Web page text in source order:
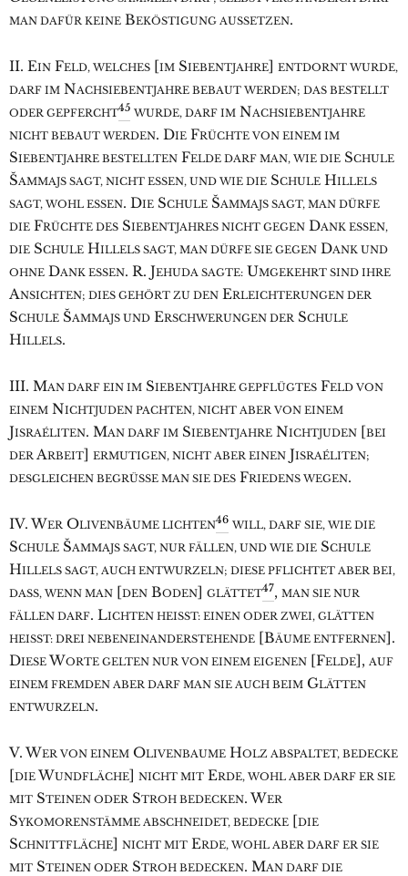
MAN DAFÜR KEINE BEKÖSTIGUNG AUSSETZEN.
II. EIN FELD, WELCHES [IM SIEBENTJAHRE] ENTDORNT WURDE,
DARF IM NACHSIEBENTJAHRE BEBAUT WERDEN; DAS BESTELLT
ODER GEPFERCHT45 WURDE, DARF IM NACHSIEBENTJAHRE
NICHT BEBAUT WERDEN. DIE FRÜCHTE VON EINEM IM
SIEBENTJAHRE BESTELLTEN FELDE DARF MAN, WIE DIE SCHULE
ŠAMMAJS SAGT, NICHT ESSEN, UND WIE DIE SCHULE HILLELS
SAGT, WOHL ESSEN. DIE SCHULE ŠAMMAJS SAGT, MAN DÜRFE
DIE FRÜCHTE DES SIEBENTJAHRES NICHT GEGEN DANK ESSEN,
DIE SCHULE HILLELS SAGT, MAN DÜRFE SIE GEGEN DANK UND
OHNE DANK ESSEN. R. JEHUDA SAGTE: UMGEKEHRT SIND IHRE
ANSICHTEN; DIES GEHÖRT ZU DEN ERLEICHTERUNGEN DER
SCHULE ŠAMMAJS UND ERSCHWERUNGEN DER SCHULE
HILLELS.
III. MAN DARF EIN IM SIEBENTJAHRE GEPFLÜGTES FELD VON
EINEM NICHTJUDEN PACHTEN, NICHT ABER VON EINEM
JISRAÉLITEN. MAN DARF IM SIEBENTJAHRE NICHTJUDEN [BEI
DER ARBEIT] ERMUTIGEN, NICHT ABER EINEN JISRAÉLITEN;
DESGLEICHEN BEGRÜSSE MAN SIE DES FRIEDENS WEGEN.
IV. WER OLIVENBÄUME LICHTEN46 WILL, DARF SIE, WIE DIE
SCHULE ŠAMMAJS SAGT, NUR FÄLLEN, UND WIE DIE SCHULE
HILLELS SAGT, AUCH ENTWURZELN; DIESE PFLICHTET ABER BEI,
DASS, WENN MAN [DEN BODEN] GLÄTTET47, MAN SIE NUR
FÄLLEN DARF. LICHTEN HEISST: EINEN ODER ZWEI, GLÄTTEN
HEISST: DREI NEBENEINANDERSTEHENDE [BÄUME ENTFERNEN].
DIESE WORTE GELTEN NUR VON EINEM EIGENEN [FELDE], AUF
EINEM FREMDEN ABER DARF MAN SIE AUCH BEIM GLÄTTEN
ENTWURZELN.
V. WER VON EINEM OLIVENBAUME HOLZ ABSPALTET, BEDECKE
[DIE WUNDFLÄCHE] NICHT MIT ERDE, WOHL ABER DARF ER SIE
MIT STEINEN ODER STROH BEDECKEN. WER
SYKOMORENSTÄMME ABSCHNEIDET, BEDECKE [DIE
SCHNITTFLÄCHE] NICHT MIT ERDE, WOHL ABER DARF ER SIE
MIT STEINEN ODER STROH BEDECKEN. MAN DARF DIE